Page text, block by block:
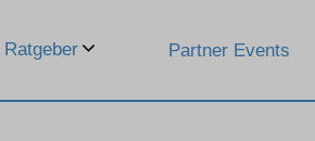
Ratgeber Partner Events